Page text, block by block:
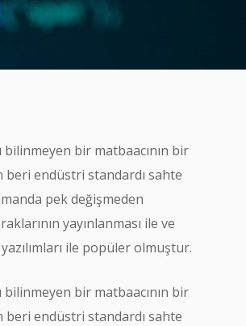
bir matbaacının bir
beri endüstri standardı sahte
pek değişmeden
yayınlanması ile ve
ile popüler olmuştur.
bir matbaacının bir
beri endüstri standardı sahte